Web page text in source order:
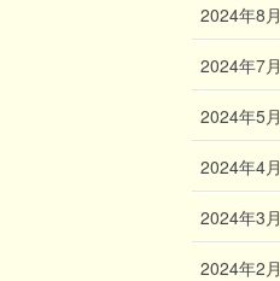
2024年8月
2024年7月
2024年5月
2024年4月
2024年3月
2024年2月